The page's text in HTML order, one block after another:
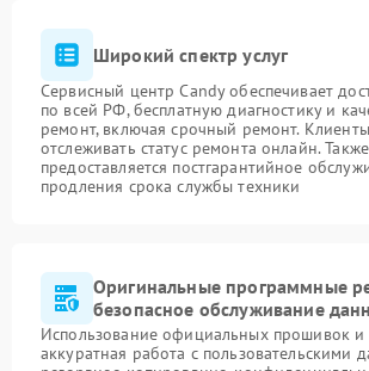
Широкий спектр услуг
Сервисный центр Candy обеспечивает
по всей РФ, бесплатную диагностику и
ремонт, включая срочный ремонт.
отслеживать статус ремонта онлайн. Также
предоставляется постгарантийное
продления срока службы техники
Оригинальные программные
безопасное обслуживание
Использование официальных прошивок и
аккуратная работа с пользовательскими